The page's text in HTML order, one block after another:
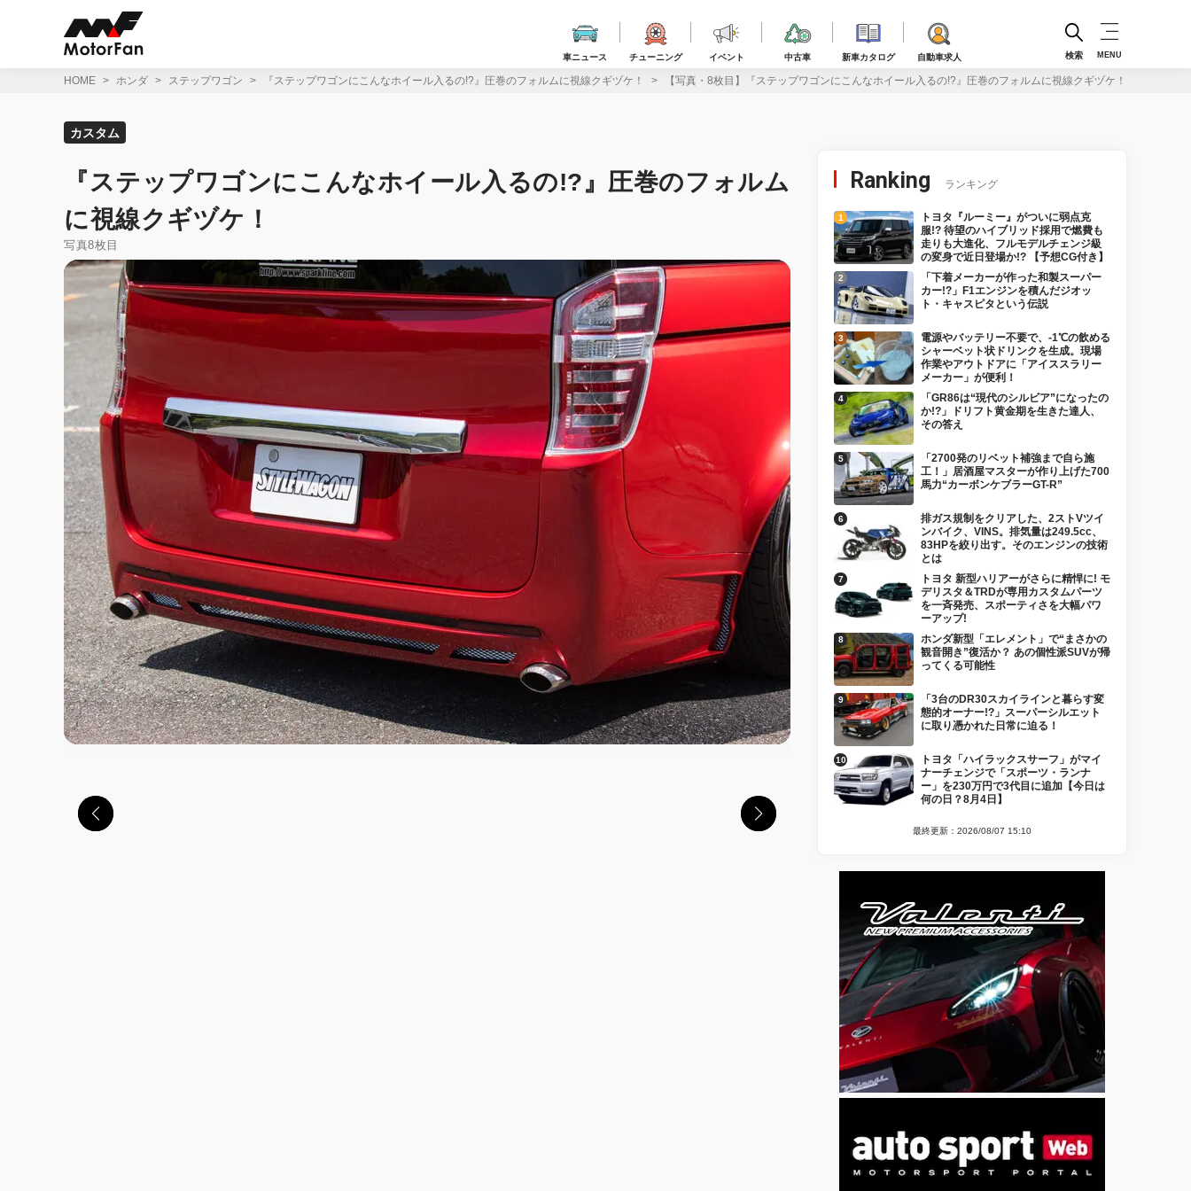
車ニュース チューニング イベント 中古車 新車カタログ 自動車求人 検索 MENU
HOME ホンダ ステップワゴン 『ステップワゴンにこんなホイール入るの!?』圧巻のフォルムに視線クギヅケ！ 【写真・8枚目】『ステップワゴンにこんなホイール入るの!?』圧巻のフォルムに視線クギヅケ！
カスタム
『ステップワゴンにこんなホイール入るの!?』圧巻のフォルム
に視線クギヅケ！
写真8枚目
Ranking ランキング
トヨタ『ルーミー』がついに弱点克
服!? 待望のハイブリッド採用で燃費も
走りも大進化、フルモデルチェンジ級
の変身で近日登場か!? 【予想CG付き】
「下着メーカーが作った和製スーパー
カー!?」F1エンジンを積んだジオッ
ト・キャスピタという伝説
電源やバッテリー不要で、-1℃の飲める
シャーベット状ドリンクを生成。現場
作業やアウトドアに「アイススラリー
メーカー」が便利！
「GR86は“現代のシルビア”になったの
か!?」ドリフト黄金期を生きた達人、
その答え
「2700発のリベット補強まで自ら施
工！」居酒屋マスターが作り上げた700
馬力“カーボンケブラーGT-R”
排ガス規制をクリアした、2ストVツイ
ンバイク、VINS。排気量は249.5cc、
83HPを絞り出す。そのエンジンの技術
とは
トヨタ 新型ハリアーがさらに精悍に! モ
デリスタ＆TRDが専用カスタムパーツ
を一斉発売、スポーティさを大幅パワ
ーアップ!
ホンダ新型「エレメント」で“まさかの
観音開き”復活か？ あの個性派SUVが帰
ってくる可能性
「3台のDR30スカイラインと暮らす変
態的オーナー!?」スーパーシルエット
に取り憑かれた日常に迫る！
トヨタ「ハイラックスサーフ」がマイ
ナーチェンジで「スポーツ・ランナ
ー」を230万円で3代目に追加【今日は
何の日？8月4日】
最終更新：2026/08/07 15:10